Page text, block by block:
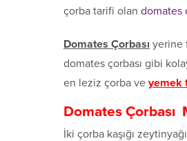
çorba tarifi olan domates
Domates Çorbası yerine
domates çorbası gibi
en leziz çorba ve yemek
Domates Çorbası
İki çorba kaşığı zeytinyağı